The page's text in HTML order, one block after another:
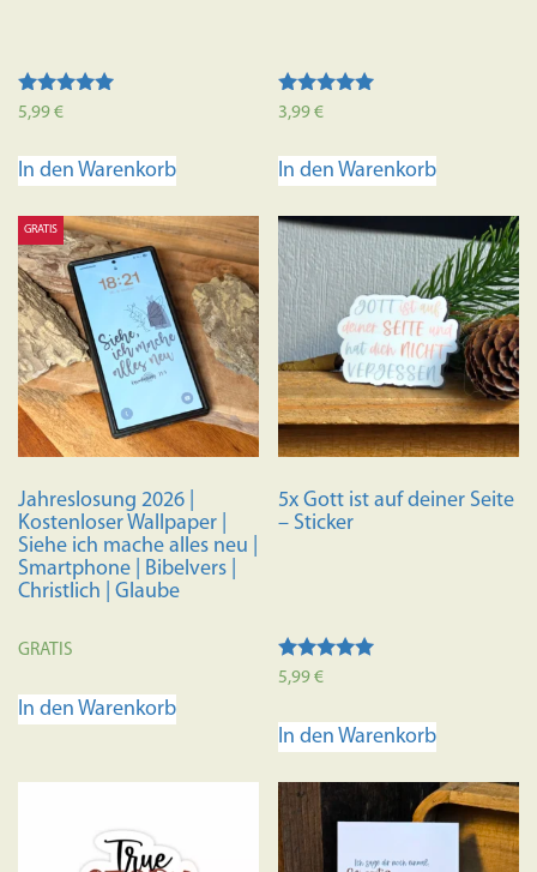
Bewertet mit
5,99€
In den Warenkorb
Bewertet mit
3,99€
In den Warenkorb
GRATIS
Jahreslosung 2026 |
Kostenloser Wallpaper |
Siehe ich mache alles neu |
Smartphone | Bibelvers |
Christlich | Glaube
GRATIS
In den Warenkorb
5x Gott ist auf deiner Seite
– Sticker
Bewertet mit
5,99€
In den Warenkorb